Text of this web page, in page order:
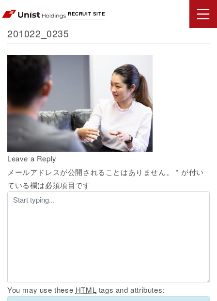
RECRUIT SITE
201022_0235
Leave a Reply
メールアドレスが公開されることはありません。
* が付い
ている欄は必須項目です
You may use these HTML tags and attributes: